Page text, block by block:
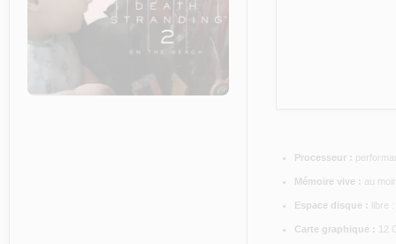
Processeur :
Mémoire vive : au
Espace disque : libre
Carte graphique : 12